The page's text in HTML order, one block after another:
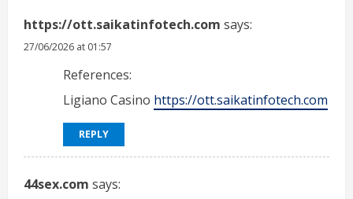
https://ott.saikatinfotech.com says:
27/06/2026 at 01:57
References:
Ligiano Casino https://ott.saikatinfotech.com
REPLY
44sex.com says: